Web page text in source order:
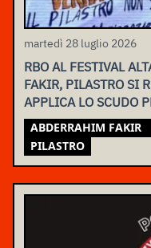
martedì 28 luglio 2026
RBO AL FESTIVAL
FAKIR, PILASTRO SI
APPLICA LO SCUDO
ASSEMBLEA
ABDERRAHIM FAKIR
PILASTRO